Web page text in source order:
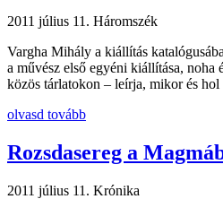
2011 július 11. Háromszék
Vargha Mihály a kiállítás
a művész első egyéni kiállítása, noha
közös tárlatokon – leírja, mikor és hol
olvasd tovább
Rozsdasereg a
2011 július 11. Krónika